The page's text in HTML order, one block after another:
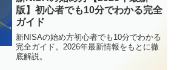
版】初心者でも10分でわかる完全
ガイド
新NISAの始め方初心者でも10分でわかる
完全ガイド。2026年最新情報をもとに徹
底解説。